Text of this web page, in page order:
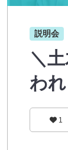
説明会
＼
わ
1